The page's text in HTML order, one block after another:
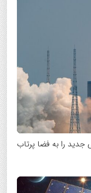
جدید را به فضا پرتاب